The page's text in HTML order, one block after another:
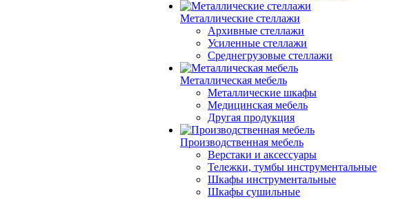
Металлические стеллажи
Архивные стеллажи
Усиленные стеллажи
Среднегрузовые стеллажи
Металлическая мебель
Металлические шкафы
Медицинская мебель
Другая продукция
Производственная мебель
Верстаки и аксессуары
Тележки, тумбы инструментальные
Шкафы инструментальные
Шкафы сушильные